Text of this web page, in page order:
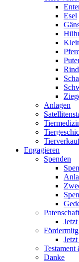
Esel
Anlagen
Engagieren
Spenden
Testament
Danke